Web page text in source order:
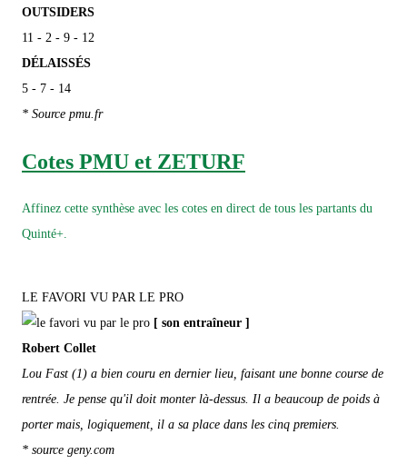
OUTSIDERS
11 - 2 - 9 - 12
DÉLAISSÉS
5 - 7 - 14
* Source pmu.fr
Cotes PMU et ZETURF
Affinez cette synthèse avec les cotes en direct de tous les partants du
Quinté+.
LE FAVORI VU PAR LE PRO
[ son entraîneur ]
Robert Collet
Lou Fast (1) a bien couru en dernier lieu, faisant une bonne course de
rentrée. Je pense qu'il doit monter là-dessus. Il a beaucoup de poids à
porter mais, logiquement, il a sa place dans les cinq premiers.
* source geny.com